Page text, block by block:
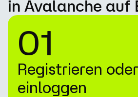
in Avalanche auf
01
Registrieren oder
einloggen